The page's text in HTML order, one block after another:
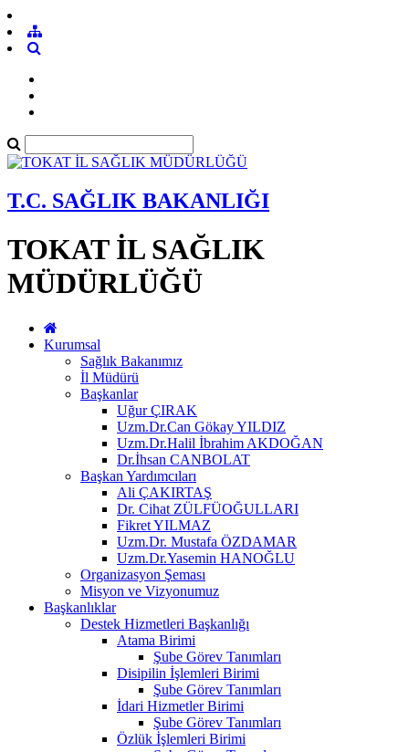
T.C. SAĞLIK BAKANLIĞI
TOKAT İL SAĞLIK
MÜDÜRLÜĞÜ
Kurumsal
Sağlık Bakanımız
İl Müdürü
Başkanlar
Uğur ÇIRAK
Uzm.Dr.Can Gökay YILDIZ
Uzm.Dr.Halil İbrahim AKDOĞAN
Dr.İhsan CANBOLAT
Başkan Yardımcıları
Ali ÇAKIRTAŞ
Dr. Cihat ZÜLFÜOĞULLARI
Fikret YILMAZ
Uzm.Dr. Mustafa ÖZDAMAR
Uzm.Dr.Yasemin HANOĞLU
Organizasyon Şeması
Misyon ve Vizyonumuz
Başkanlıklar
Destek Hizmetleri Başkanlığı
Atama Birimi
Şube Görev Tanımları
Disipilin İşlemleri Birimi
Şube Görev Tanımları
İdari Hizmetler Birimi
Şube Görev Tanımları
Özlük İşlemleri Birimi